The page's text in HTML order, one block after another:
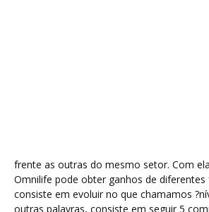
frente as outras do mesmo setor. Com
Omnilife pode obter ganhos de diferentes
consiste em evoluir no que chamamos
outras palavras, consiste em seguir 5